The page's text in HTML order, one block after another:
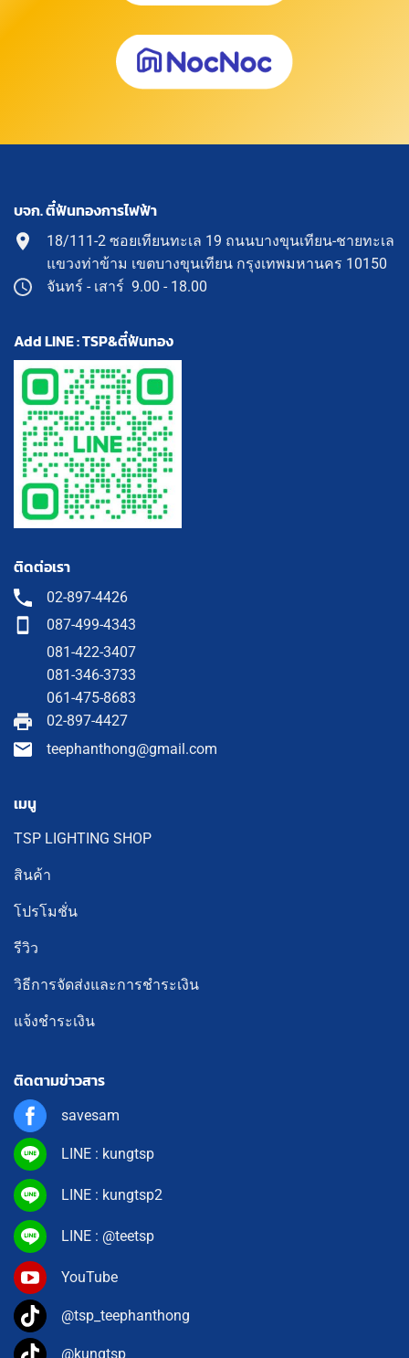
บจก. ตี๋ฟันทองการไฟฟ้า
18/111-2 ซอยเทียนทะเล 19 ถนนบางขุนเทียน-ชายทะเล
แขวงท่าข้าม เขตบางขุนเทียน กรุงเทพมหานคร 10150
จันทร์ - เสาร์ 9.00 - 18.00
Add LINE : TSP&ตี๋ฟันทอง
ติดต่อเรา
02-897-4426
087-499-4343
081-422-3407
081-346-3733
061-475-8683
02-897-4427
teephanthong@gmail.com
เมนู
TSP LIGHTING SHOP
สินค้า
โปรโมชั่น
รีวิว
วิธีการจัดส่งและการชำระเงิน
แจ้งชำระเงิน
ติดตามข่าวสาร
savesam
LINE : kungtsp
LINE : kungtsp2
LINE : @teetsp
YouTube
@tsp_teephanthong
@kungtsp